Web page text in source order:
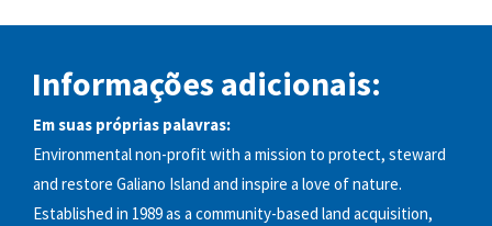
Informações adicionais:
Em suas próprias palavras:
Environmental non-profit with a mission to protect, steward
and restore Galiano Island and inspire a love of nature.
Established in 1989 as a community-based land acquisition,